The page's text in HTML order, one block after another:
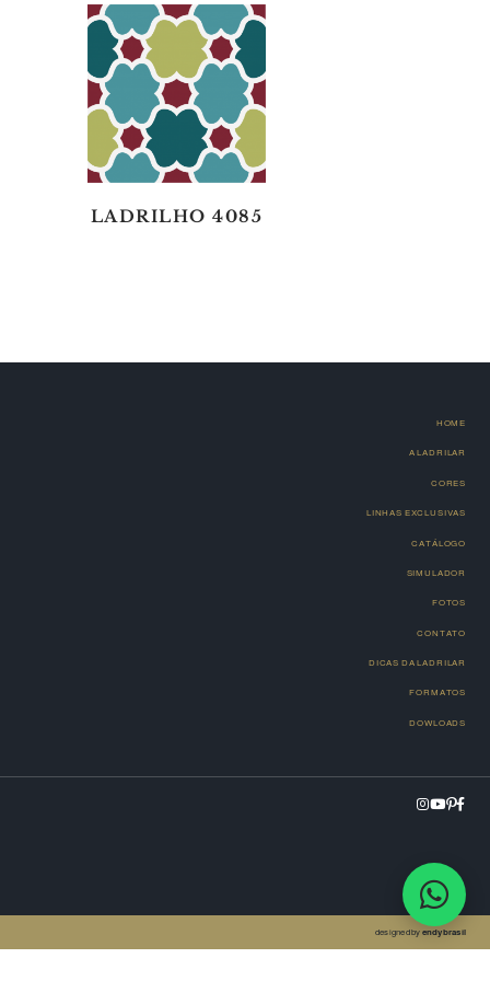
LADRILHO 4085
HOME
A LADRILAR
CORES
LINHAS EXCLUSIVAS
CATÁLOGO
SIMULADOR
FOTOS
CONTATO
DICAS DA LADRILAR
FORMATOS
DOWLOADS
designed by endybrasil